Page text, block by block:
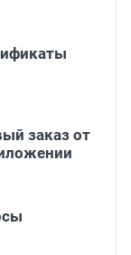
заказ от